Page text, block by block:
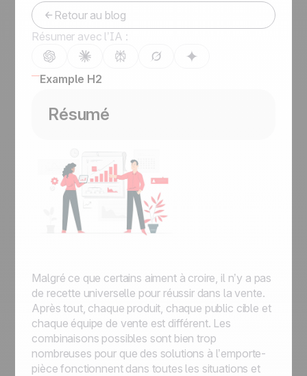
Retour au blog
Résumer avec l’IA :
Example H2
Résumé
Malgré ce que certains aiment à croire, il n’y a pas
de recette universelle pour réussir dans la vente.
Après tout, chaque produit, chaque public cible et
chaque équipe de vente est différent. Les
combinaisons possibles sont bien trop
nombreuses pour que des solutions à l’emporte-
pièce fonctionnent dans toutes les situations et